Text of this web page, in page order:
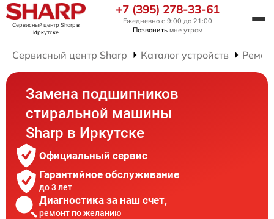
Сервисный центр Sharpв
Иркутске
+7 (395) 278-33-61
Ежедневно с 9:00 до 21:00
Позвонить мне утром
Сервисный центр Sharp Каталог устройств
Замена подшипников
стиральной машины
Sharp в Иркутске
Официальный сервис
Гарантийное обслуживание
до 3 лет
Диагностика за наш счет,
ремонт по желанию